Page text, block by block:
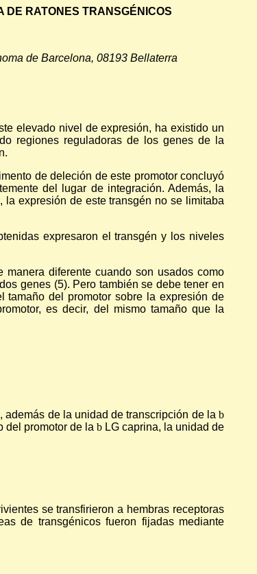
RATONES TRANSGÉNICOS
de Barcelona, 08193 Bellaterra
elevado nivel de expresión, ha existido un
regiones reguladoras de los genes de la
de deleción de este promotor concluyó
del lugar de integración. Además, la
expresión de este transgén no se limitaba
expresaron el transgén y los niveles
diferente cuando son usados como
genes (5). Pero también se debe tener en
tamaño del promotor sobre la expresión de
es decir, del mismo tamaño que la
además de la unidad de transcripción de la b
del promotor de la bLG caprina, la unidad de
se transfirieron a hembras receptoras
de transgénicos fueron fijadas mediante